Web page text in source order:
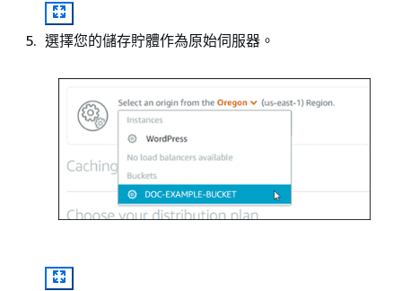
選擇您的儲存貯體作為原始伺服器。